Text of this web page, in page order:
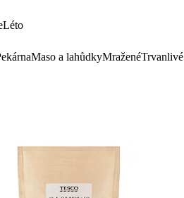
Léto
Maso a lahůdkyMraženéTrvanlivé